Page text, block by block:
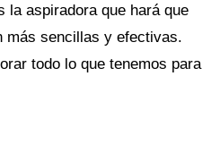
la aspiradora que hará que
más sencillas y efectivas.
todo lo que tenemos para